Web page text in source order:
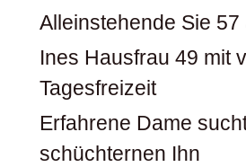
Alleinstehende Sie 57
Ines Hausfrau 49 mit
Tagesfreizeit
Erfahrene Dame
schüchternen Ihn